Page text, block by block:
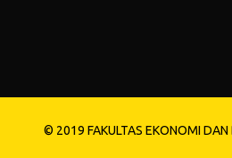
© 2019 FAKULTAS EKONOMI DAN